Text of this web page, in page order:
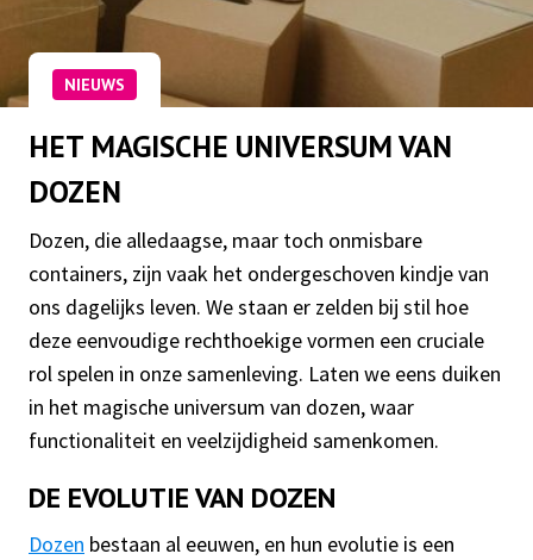
NIEUWS
HET MAGISCHE UNIVERSUM VAN
DOZEN
Dozen, die alledaagse, maar toch onmisbare
containers, zijn vaak het ondergeschoven kindje van
ons dagelijks leven. We staan er zelden bij stil hoe
deze eenvoudige rechthoekige vormen een cruciale
rol spelen in onze samenleving. Laten we eens duiken
in het magische universum van dozen, waar
functionaliteit en veelzijdigheid samenkomen.
DE EVOLUTIE VAN DOZEN
Dozen bestaan al eeuwen, en hun evolutie is een